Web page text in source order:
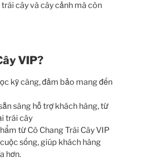
cây và cây cảnh mà còn
VIP?
kỹ càng, đảm bảo mang đến
sàng hỗ trợ khách hàng, từ
trái cây
từ Cô Chang Trái Cây VIP
sống, giúp khách hàng
hơn.